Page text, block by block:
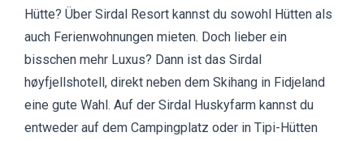
Hütte? Über Sirdal Resort kannst du sowohl Hütten als
auch Ferienwohnungen mieten. Doch lieber ein
bisschen mehr Luxus? Dann ist das Sirdal
høyfjellshotell, direkt neben dem Skihang in Fidjeland
eine gute Wahl. Auf der Sirdal Huskyfarm kannst du
entweder auf dem Campingplatz oder in Tipi-Hütten